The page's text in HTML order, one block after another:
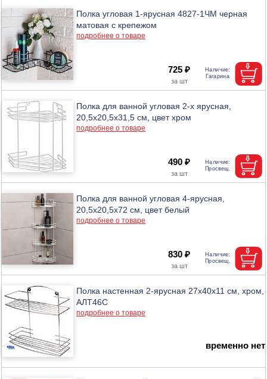
Полка угловая 1-ярусная 4827-1ЧМ черная
матовая с крепежом
подробнее о товаре
725 ₽
Полка для ванной угловая 2-х ярусная,
20,5х20,5х31,5 см, цвет хром
подробнее о товаре
490 ₽
Полка для ванной угловая 4-ярусная,
20,5х20,5х72 см, цвет белый
подробнее о товаре
830 ₽
Полка настенная 2-ярусная 27х40х11 см, хром,
АЛТ46С
подробнее о товаре
временно нет